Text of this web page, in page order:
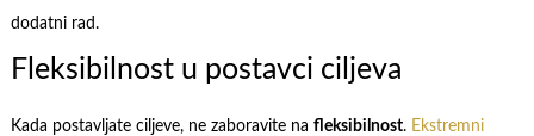
dodatni rad.
Fleksibilnost u postavci ciljeva
Kada postavljate ciljeve, ne zaboravite na fleksibilnost. Ekstremni